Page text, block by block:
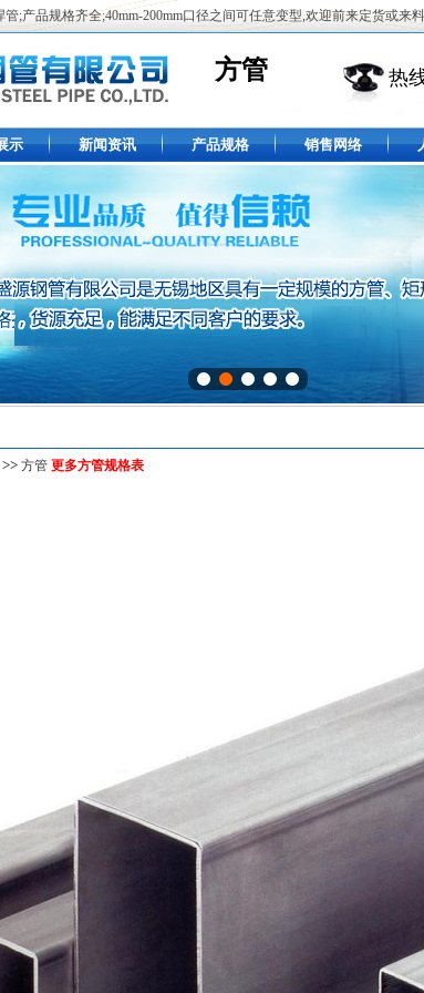
管;产品规格齐全;40mm-200mm口径之间可任意变型,欢迎前来定货或来料
方管 热
示 新闻资讯 产品规格 销售网络
>> 方管 更多方管规格表